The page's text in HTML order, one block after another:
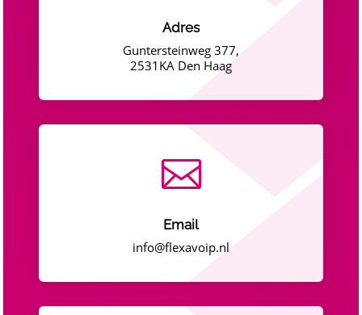
Adres
Guntersteinweg 377,
2531KA Den Haag

Email
info@flexavoip.nl